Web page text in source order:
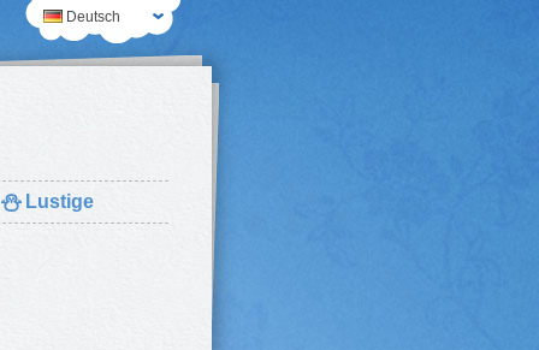
Deutsch
⛄ Lustige